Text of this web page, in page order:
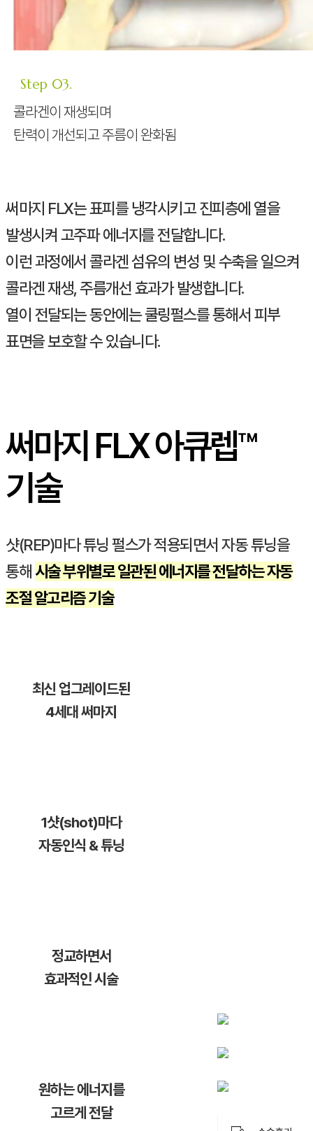
Step 03.
콜라겐이 재생되며
탄력이 개선되고 주름이 완화됨
써마지 FLX는 표피를 냉각시키고 진피층에 열을
발생시켜 고주파 에너지를 전달합니다.
이런 과정에서 콜라겐 섬유의 변성 및 수축을 일으켜
콜라겐 재생, 주름개선 효과가 발생합니다.
열이 전달되는 동안에는 쿨링펄스를 통해서 피부
표면을 보호할 수 있습니다.
써마지 FLX 아큐렙™
기술
샷(REP)마다 튜닝 펄스가 적용되면서 자동 튜닝을
통해 시술 부위별로 일관된 에너지를 전달하는 자동
조절 알고리즘 기술
최신 업그레이드된
4세대 써마지
1샷(shot)마다
자동인식 & 튜닝
정교하면서
효과적인 시술
원하는 에너지를
고르게 전달